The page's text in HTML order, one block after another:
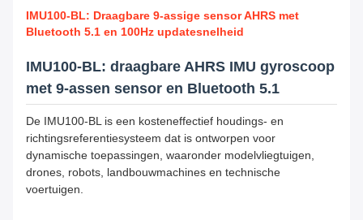
IMU100-BL: Draagbare 9-assige sensor AHRS met
Bluetooth 5.1 en 100Hz updatesnelheid
IMU100-BL: draagbare AHRS IMU gyroscoop
met 9-assen sensor en Bluetooth 5.1
De IMU100-BL is een kosteneffectief houdings- en
richtingsreferentiesysteem dat is ontworpen voor
dynamische toepassingen, waaronder modelvliegtuigen,
drones, robots, landbouwmachines en technische
voertuigen.